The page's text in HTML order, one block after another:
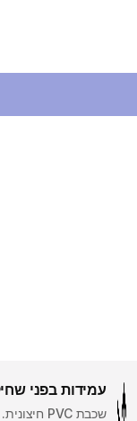
עמידות בפני
שכבת PVC חיצונית.